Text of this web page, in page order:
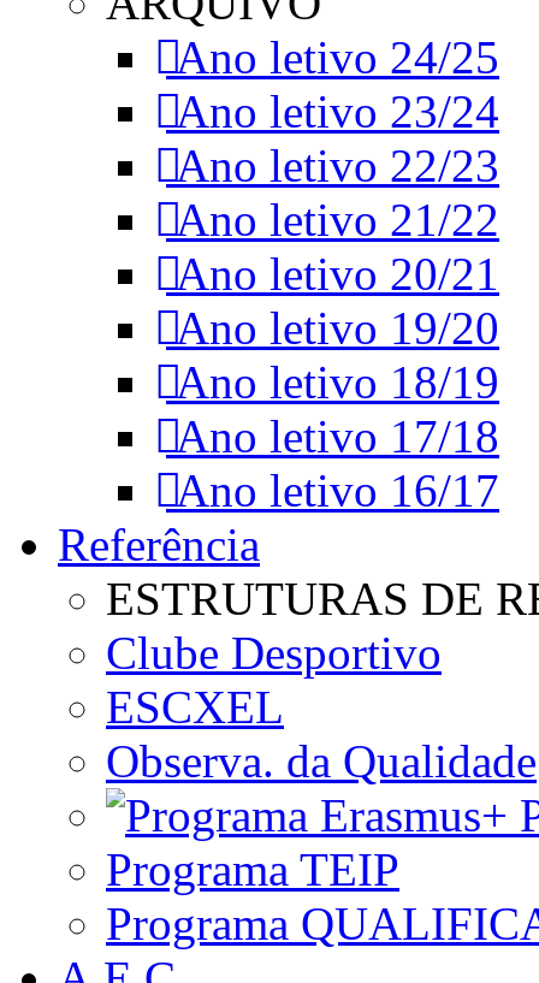
Ano letivo 24/25
Ano letivo 23/24
Ano letivo 22/23
Ano letivo 21/22
Ano letivo 20/21
Ano letivo 19/20
Ano letivo 18/19
Ano letivo 17/18
Ano letivo 16/17
Referência
ESTRUTURAS DE
Clube Desportivo
ESCXEL
Observa. da Qualidade
Programa TEIP
Programa